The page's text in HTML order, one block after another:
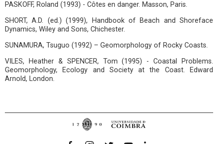
PASKOFF, Roland (1993) - Côtes en danger. Masson, Paris.
SHORT, A.D. (ed.) (1999), Handbook of Beach and Shoreface
Dynamics, Wiley and Sons, Chichester.
SUNAMURA, Tsuguo (1992) – Geomorphology of Rocky Coasts.
VILES, Heather & SPENCER, Tom (1995) - Coastal Problems.
Geomorphology, Ecology and Society at the Coast. Edward
Arnold, London.